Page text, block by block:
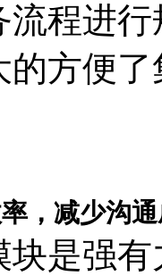
流程进
方便
，减少沟
块是强